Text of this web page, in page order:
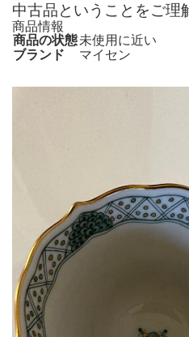
中古品ということをご理
商品情報
商品の状態未使用に近い
ブランド
マイセン